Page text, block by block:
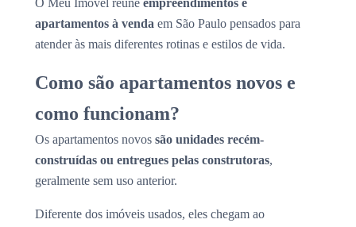
O Meu Imóvel reúne empreendimentos e
apartamentos à venda em São Paulo pensados para
atender às mais diferentes rotinas e estilos de vida.
Como são apartamentos novos e
como funcionam?
Os apartamentos novos são unidades recém-
construídas ou entregues pelas construtoras,
geralmente sem uso anterior.
Diferente dos imóveis usados, eles chegam ao